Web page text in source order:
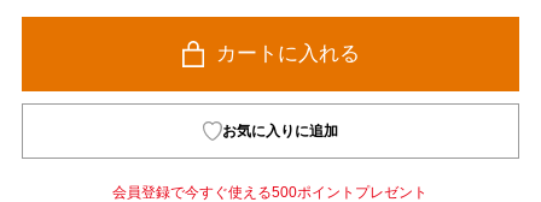
カートに入れる
お気に入りに追加
会員登録で今すぐ使える500ポイントプレゼント